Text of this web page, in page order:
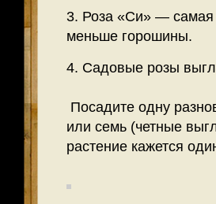
3. Роза «Си» — самая
меньше горошины.
4. Садовые розы
Посадите одну
или семь (четные
растение кажется